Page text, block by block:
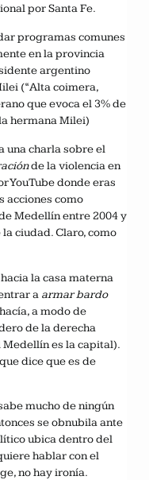
por Santa Fe.
programas comunes
en la provincia
argentino
(“Alta coimera,
que evoca el 3% de
hermana Milei)
una charla sobre el
de la violencia en
YouTube donde eras
acciones como
Medellín entre 2004 y
ciudad. Claro, como
la casa materna
a armar bardo
a modo de
de la derecha
es la capital).
dice que es de
mucho de ningún
se obnubila ante
ubica dentro del
hablar con el
no hay ironía.